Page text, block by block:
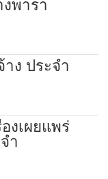
พารา
ง ประจำ
งเผยแพร่
ำ